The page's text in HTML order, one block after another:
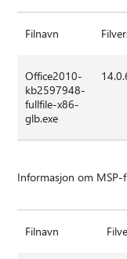
Filnavn
Office2010-
kb2597948-
fullfile-x86-
glb.exe
Informasjon om
Filnavn